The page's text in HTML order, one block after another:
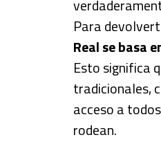
Para
Real se basa
Esto significa
tradicionales,
acceso a
rodean.